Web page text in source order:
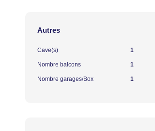
Autres
Cave(s) 1
Nombre balcons 1
Nombre garages/Box 1